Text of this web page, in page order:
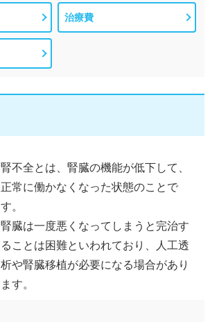
治療費
腎不全とは、腎臓の機能が低下して、
正常に働かなくなった状態のことで
す。
腎臓は一度悪くなってしまうと完治す
ることは困難といわれており、人工透
析や腎臓移植が必要になる場合があり
ます。